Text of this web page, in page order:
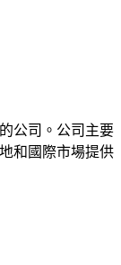
公司。公司主要
和國際市場提供